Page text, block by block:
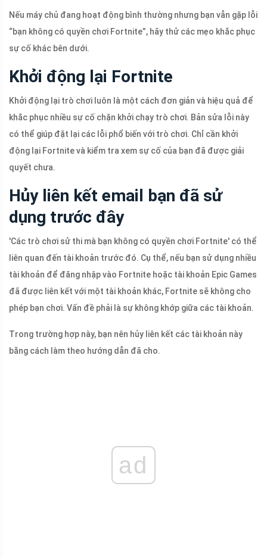
Nếu máy chủ đang hoạt động bình thường nhưng bạn vẫn gặp lỗi
“bạn không có quyền chơi Fortnite”, hãy thử các mẹo khắc phục
sự cố khác bên dưới.
Khởi động lại Fortnite
Khởi động lại trò chơi luôn là một cách đơn giản và hiệu quả để
khắc phục nhiều sự cố chặn khởi chạy trò chơi. Bản sửa lỗi này
có thể giúp đặt lại các lỗi phổ biến với trò chơi. Chỉ cần khởi
động lại Fortnite và kiểm tra xem sự cố của bạn đã được giải
quyết chưa.
Hủy liên kết email bạn đã sử
dụng trước đây
'Các trò chơi sử thi mà bạn không có quyền chơi Fortnite' có thể
liên quan đến tài khoản trước đó. Cụ thể, nếu bạn sử dụng nhiều
tài khoản để đăng nhập vào Fortnite hoặc tài khoản Epic Games
đã được liên kết với một tài khoản khác, Fortnite sẽ không cho
phép bạn chơi. Vấn đề phải là sự không khớp giữa các tài khoản.
Trong trường hợp này, bạn nên hủy liên kết các tài khoản này
bằng cách làm theo hướng dẫn đã cho.
ad